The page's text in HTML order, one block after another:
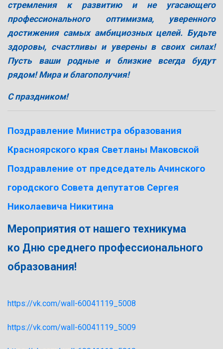
стремления к развитию и не угасающего
профессионального оптимизма, уверенного
достижения самых амбициозных целей. Будьте
здоровы, счастливы и уверены в своих силах!
Пусть ваши родные и близкие всегда будут
рядом! Мира и благополучия!
С праздником!
Поздравление Министра образования
Красноярского края Светланы Маковской
Поздравление от председатель Ачинского
городского Совета депутатов Сергея
Николаевича Никитина
Мероприятия от нашего техникума
ко Дню среднего профессионального
образования!
https://vk.com/wall-60041119_5008
https://vk.com/wall-60041119_5009